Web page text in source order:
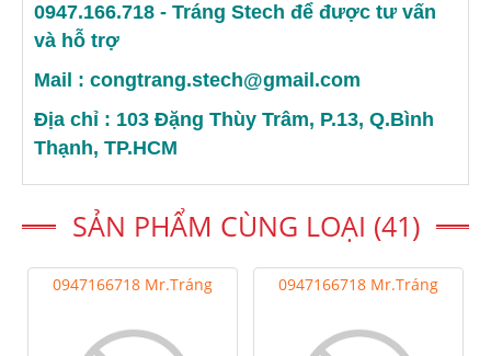
0947.166.718 - Tráng Stech để được tư vấn
và hỗ trợ
Mail : congtrang.stech@gmail.com
Địa chỉ : 103 Đặng Thùy Trâm, P.13, Q.Bình
Thạnh, TP.HCM
SẢN PHẨM CÙNG LOẠI (41)
0947166718 Mr.Tráng 0947166718 Mr.Tráng